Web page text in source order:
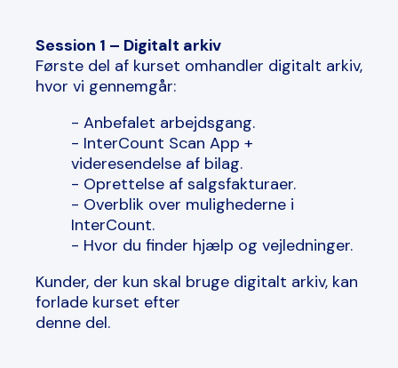
Session 1 – Digitalt arkiv
Første del af kurset omhandler digitalt arkiv,
hvor vi gennemgår:
- Anbefalet arbejdsgang.
- InterCount Scan App +
videresendelse af bilag.
- Oprettelse af salgsfakturaer.
- Overblik over mulighederne i
InterCount.
- Hvor du finder hjælp og vejledninger.
Kunder, der kun skal bruge digitalt arkiv, kan
forlade kurset efter
denne del.